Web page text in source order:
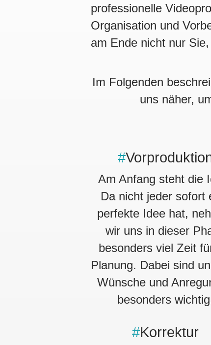
professionelle
Organisation und
am Ende nicht nur
Im Folgenden
uns näher,
#
Am Anfang steht die
Da nicht jeder sofort
perfekte Idee hat,
wir uns in dieser
besonders viel Zeit
Planung. Dabei sind
Wünsche und
besonders
#Korrektur